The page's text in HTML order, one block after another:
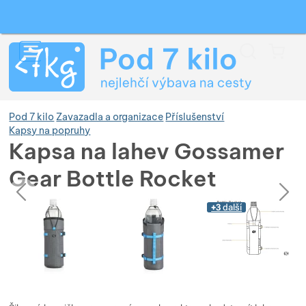
Pod 7 kilo Zavazadla a organizace Příslušenství
Kapsy na popruhy
Kapsa na lahev Gossamer
Gear Bottle Rocket
Fotografie
předchozí
následující
Fotografie +3 další
Zobrazit více
Zobrazit více